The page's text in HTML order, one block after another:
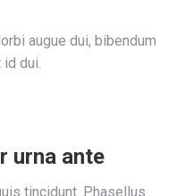
augue dui, bibendum
dui.
urna ante
tincidunt. Phasellus